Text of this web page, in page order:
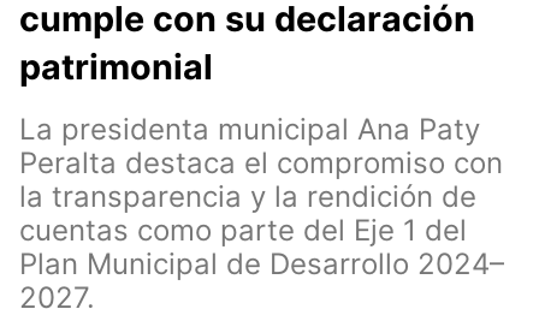
cumple con su declaración
patrimonial
La presidenta municipal Ana Paty
Peralta destaca el compromiso con
la transparencia y la rendición de
cuentas como parte del Eje 1 del
Plan Municipal de Desarrollo 2024–
2027.